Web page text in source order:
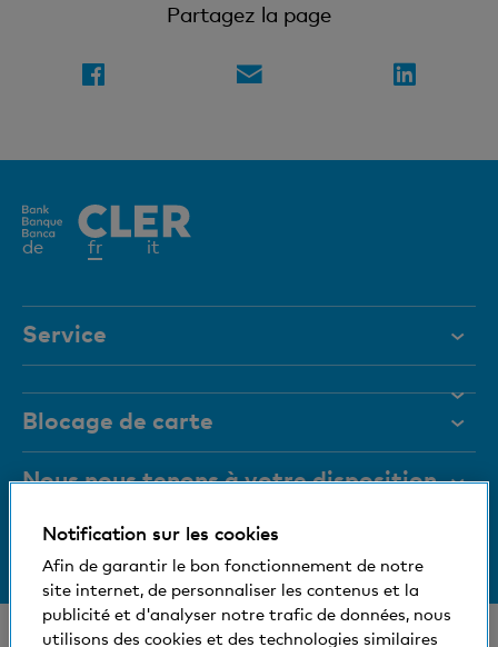
Partagez la page
de frElément
it
Service
Documents
Magazine
Organes de direction
Medias
Social et compatible avec l'environnement
Blocage de carte
+41 (0)800 88 99 66
Nous nous tenons à votre disposition
Aide et contact
Informations relatives à la banque
© Banque Cler
Notification sur les cookies
Afin de garantir le bon fonctionnement de notre
site internet, de personnaliser les contenus et la
publicité et d'analyser notre trafic de données, nous
utilisons des cookies et des technologies similaires